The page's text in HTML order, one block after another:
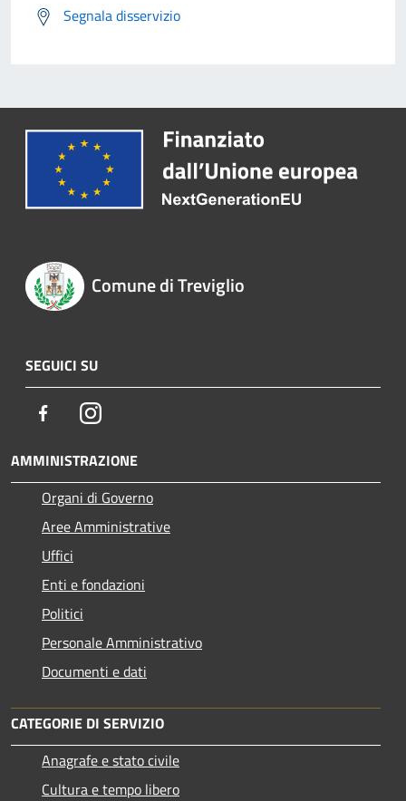
Segnala disservizio
Comune di Treviglio
SEGUICI SU
FacebookInstagram
AMMINISTRAZIONE
Organi di Governo
Aree Amministrative
Uffici
Enti e fondazioni
Politici
Personale Amministrativo
Documenti e dati
CATEGORIE DI SERVIZIO
Anagrafe e stato civile
Cultura e tempo libero